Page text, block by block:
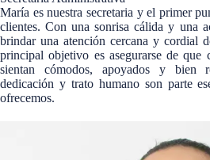
María es nuestra secretaria y el primer
clientes. Con una sonrisa cálida y una
brindar una atención cercana y cordial
principal objetivo es asegurarse de que
sientan cómodos, apoyados y bien
dedicación y trato humano son parte
ofrecemos.